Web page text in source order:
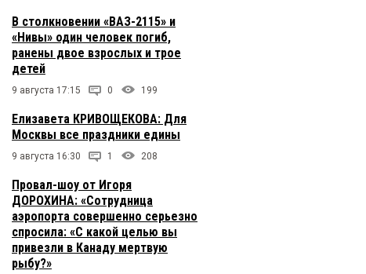
В столкновении «ВАЗ-2115» и
«Нивы» один человек погиб,
ранены двое взрослых и трое
детей
9 августа 17:15 0 199
Елизавета КРИВОЩЕКОВА: Для
Москвы все праздники едины
9 августа 16:30 1 208
Провал-шоу от Игоря
ДОРОХИНА: «Сотрудница
аэропорта совершенно серьезно
спросила: «С какой целью вы
привезли в Канаду мертвую
рыбу?»